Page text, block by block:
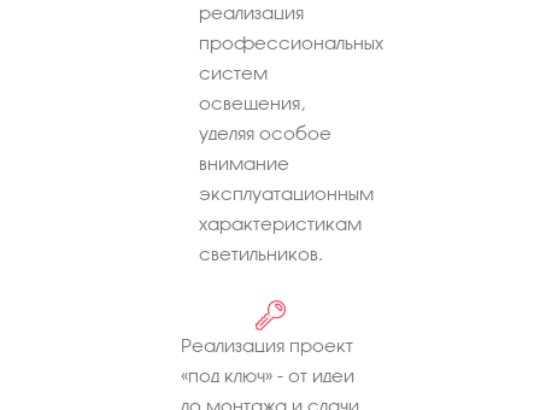
реализация
профессиональных
систем
освещения,
уделяя особое
внимание
эксплуатационным
характеристикам
светильников.
Реализация проект
«под ключ» - от идеи
до монтажа и сдачи